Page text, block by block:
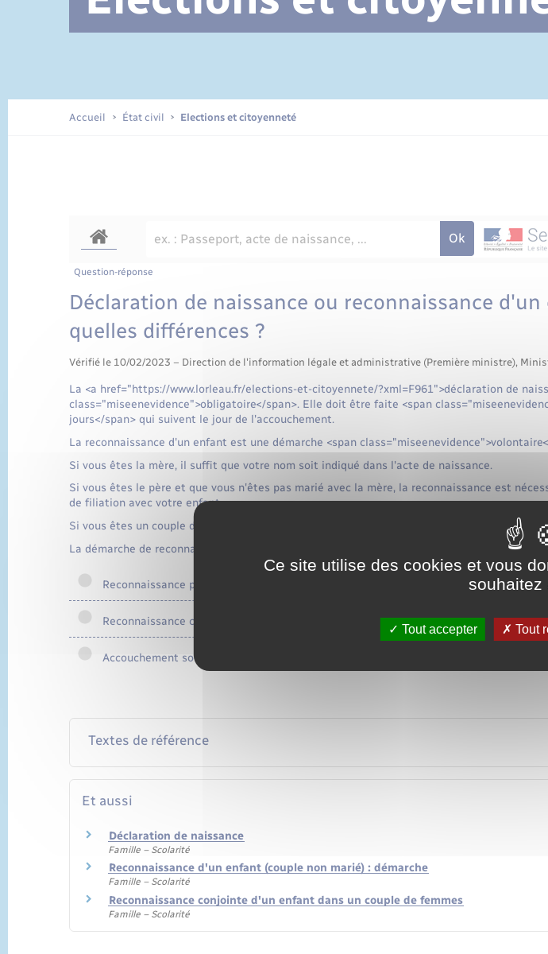
Documents d’identité Cimetière
Accueil État civil Elections et citoyenneté
Question-réponse
Déclaration de naissance ou reconnaissance d'un
quelles différences ?
Vérifié le 10/02/2023 – Direction de l'information légale et administrative (Première ministre),
La <a href="https://www.lorleau.fr/elections-et-citoyennete/?xml=F961">déclaration de
class="miseenevidence">obligatoire</span>. Elle doit être faite <span
jours</span> qui suivent le jour de l'accouchement.
La reconnaissance d'un enfant est une démarche <span
Si vous êtes la mère, il suffit que votre nom soit indiqué dans l'acte de naissance.
Si vous êtes le père et que vous n'êtes pas marié avec la mère, la reconnaissance est
de filiation avec votre enfant.
Si vous êtes un couple de femmes, des règles spécifiques sont prévues.
La démarche de reconnaissance dépend de votre situation :
Reconnaissance par le père
Reconnaissance conjointe par un couple de femmes
Accouchement sous X
Textes de référence
Et aussi
Déclaration de naissance
Famille – Scolarité
Reconnaissance d'un enfant (couple non marié) : démarche
Famille – Scolarité
Reconnaissance conjointe d'un enfant dans un couple de femmes
Famille – Scolarité
Ce site utilise des cookies et vous
souhaitez
Tout accepter Tout